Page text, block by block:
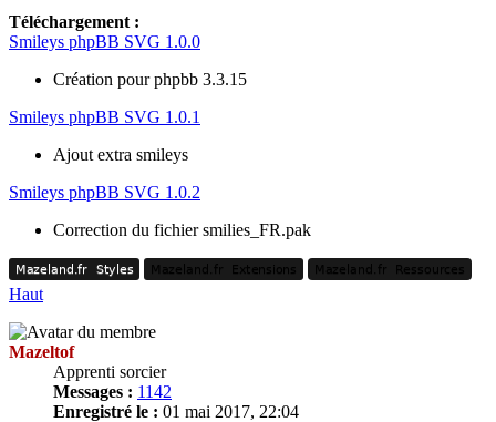
Téléchargement :
Smileys phpBB SVG 1.0.0
Création pour phpbb 3.3.15
Smileys phpBB SVG 1.0.1
Ajout extra smileys
Smileys phpBB SVG 1.0.2
Correction du fichier smilies_FR.pak
Mazeland.fr
Mazeland.fr Styles
Styles Mazeland.fr
Mazeland.fr Extensions
Extensions Mazeland.fr
Mazeland.fr Ressources
Ressources
Haut
Mazeltof
Apprenti sorcier
Messages : 1142
Enregistré le : 01 mai 2017, 22:04